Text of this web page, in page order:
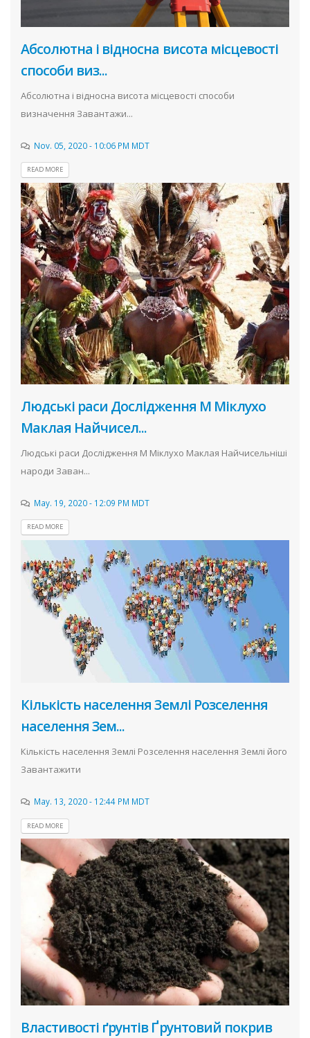
Абсолютна і відносна висота місцевості
способи виз...
Абсолютна і відносна висота місцевості способи
визначення Завантажи...
Nov. 05, 2020 - 10:06 PM MDT
READ MORE
Людські раси Дослідження М Міклухо
Маклая Найчисел...
Людські раси Дослідження М Міклухо Маклая Найчисельніші
народи Заван...
May. 19, 2020 - 12:09 PM MDT
READ MORE
Кількість населення Землі Розселення
населення Зем...
Кількість населення Землі Розселення населення Землі його
Завантажити
May. 13, 2020 - 12:44 PM MDT
READ MORE
Властивості ґрунтів Ґрунтовий покрив